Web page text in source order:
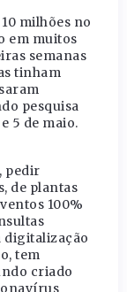
milhões no
em muitos
semanas
tinham
pesquisa
5 de maio.
pedir
de plantas
100%
digitalização
tem
criado